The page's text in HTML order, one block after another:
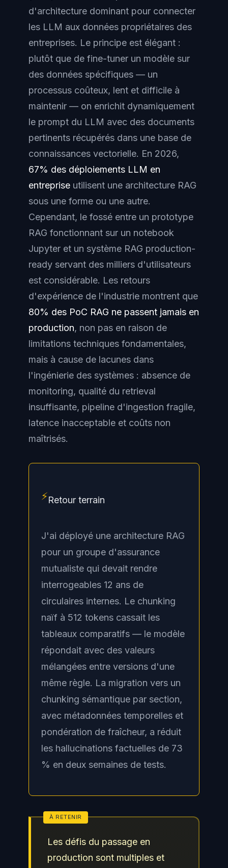
d'architecture dominant pour connecter
les LLM aux données propriétaires des
entreprises. Le principe est élégant :
plutôt que de fine-tuner un modèle sur
des données spécifiques — un
processus coûteux, lent et difficile à
maintenir — on enrichit dynamiquement
le prompt du LLM avec des documents
pertinents récupérés dans une base de
connaissances vectorielle. En 2026,
67% des déploiements LLM en
entreprise utilisent une architecture RAG
sous une forme ou une autre.
Cependant, le fossé entre un prototype
RAG fonctionnant sur un notebook
Jupyter et un système RAG production-
ready servant des milliers d'utilisateurs
est considérable. Les retours
d'expérience de l'industrie montrent que
80% des PoC RAG ne passent jamais en
production, non pas en raison de
limitations techniques fondamentales,
mais à cause de lacunes dans
l'ingénierie des systèmes : absence de
monitoring, qualité du retrieval
insuffisante, pipeline d'ingestion fragile,
latence inacceptable et coûts non
maîtrisés.
⚡Retour terrain
J'ai déployé une architecture RAG
pour un groupe d'assurance
mutualiste qui devait rendre
interrogeables 12 ans de
circulaires internes. Le chunking
naïf à 512 tokens cassait les
tableaux comparatifs — le modèle
répondait avec des valeurs
mélangées entre versions d'une
même règle. La migration vers un
chunking sémantique par section,
avec métadonnées temporelles et
pondération de fraîcheur, a réduit
les hallucinations factuelles de 73
% en deux semaines de tests.
Les défis du passage en
production sont multiples et